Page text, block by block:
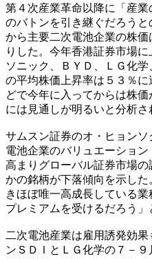
第４次産業革命以降に「産
のバトンを引き継ぐだろう
から主要二次電池企業の株
りした。今年香港証券市場
ソニック、ＢＹＤ、ＬＧ化
の平均株価上昇率は５３％
どで今年に入ってからは株
には見通しが明るいと分析さ
サムスン証券のオ・ヒョン
電池企業のバリュエーショ
高まりグローバル証券市場
かの銘柄が下落傾向を示し
きほぼ唯一高成長している
プレミアムを受けるだろう」
二次電池産業は雇用誘発効
ンＳＤＩとＬＧ化学の７－